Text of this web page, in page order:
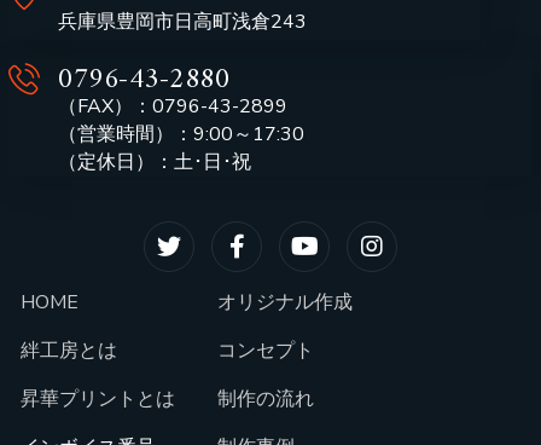
兵庫県豊岡市日高町浅倉243
0796-43-2880
（FAX）：0796-43-2899
（営業時間）：9:00～17:30
（定休日）：土･日･祝
HOME
絆工房とは
昇華プリントとは
オリジナル作成
コンセプト
制作の流れ